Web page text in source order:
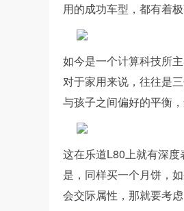
用的成功车型，都有着
如今是一个计算科技所
对于家用来说，往往是
与孩子之间偏好的平衡
这在乐道L80上就有深
是，同样买一个月饼，
会交际属性，那就要考